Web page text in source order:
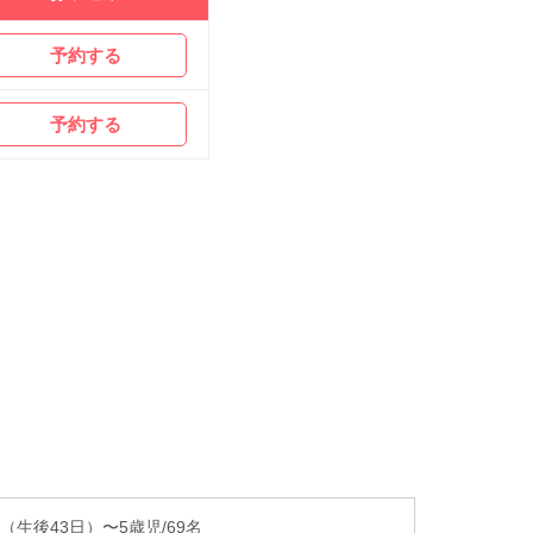
予約する
予約する
生後43日）〜5歳児/69名